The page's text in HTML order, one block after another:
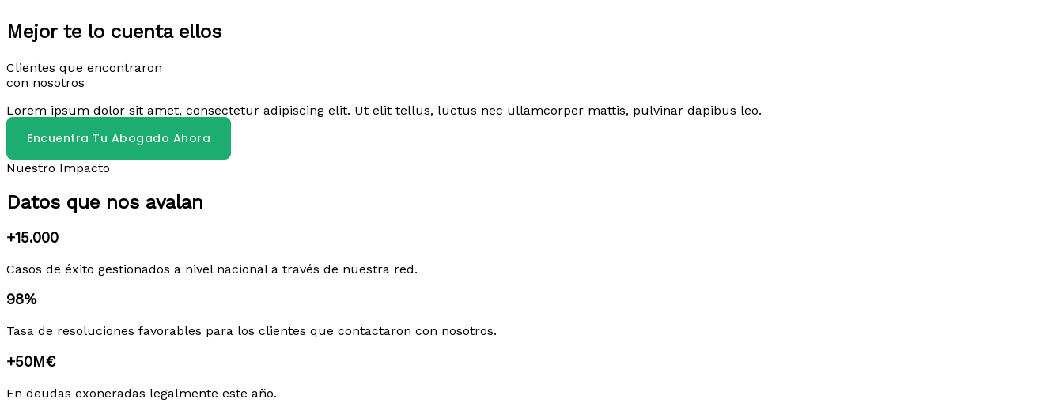
Mejor te lo cuenta ellos
Clientes que encontraron
con nosotros
Lorem ipsum dolor sit amet, consectetur adipiscing elit. Ut elit tellus, luctus nec ullamcorper mattis, pulvinar dapibus leo.
Encuentra Tu Abogado Ahora
Nuestro Impacto
Datos que nos avalan
+15.000
Casos de éxito gestionados a nivel nacional a través de nuestra red.
98%
Tasa de resoluciones favorables para los clientes que contactaron con nosotros.
+50M€
En deudas exoneradas legalmente este año.